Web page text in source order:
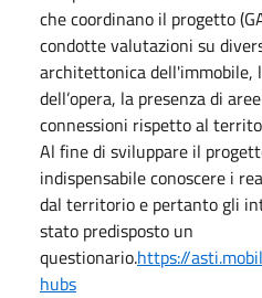
che coordinano il progetto
condotte valutazioni su
architettonica dell'immobile,
dell’opera, la presenza di
connessioni rispetto al
Al fine di sviluppare il
indispensabile conoscere i
dal territorio e pertanto gli
stato predisposto un
questionario.https://
hubs